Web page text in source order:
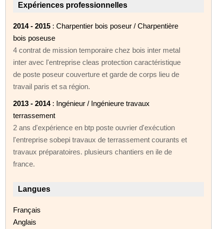
Expériences professionnelles
2014 - 2015 : Charpentier bois poseur / Charpentière
bois poseuse
4 contrat de mission temporaire chez bois inter metal
inter avec l'entreprise cleas protection caractéristique
de poste poseur couverture et garde de corps lieu de
travail paris et sa région.
2013 - 2014: Ingénieur / Ingénieure travaux
terrassement
2 ans d'expérience en btp poste ouvrier d'exécution
l'entreprise sobepi travaux de terrassement courants et
travaux préparatoires. plusieurs chantiers en ile de
france.
Langues
Français
Anglais